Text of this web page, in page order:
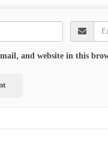
and website in this